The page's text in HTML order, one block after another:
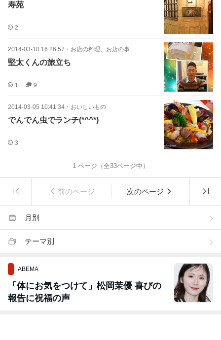
寿苑
2
2014-03-10 16:26:57 ・ お店の料理、お店の事
堅太くんの旅立ち
1 9
2014-03-05 10:41:34 ・ おいしいもの
でんでん虫でランチ(*^^*)
3
1ページ（全33ページ中）
前のページ 次のページ
月別
テーマ別
ABEMA
「体にお気をつけて」松岡茉優 喜びの
報告に祝福の声